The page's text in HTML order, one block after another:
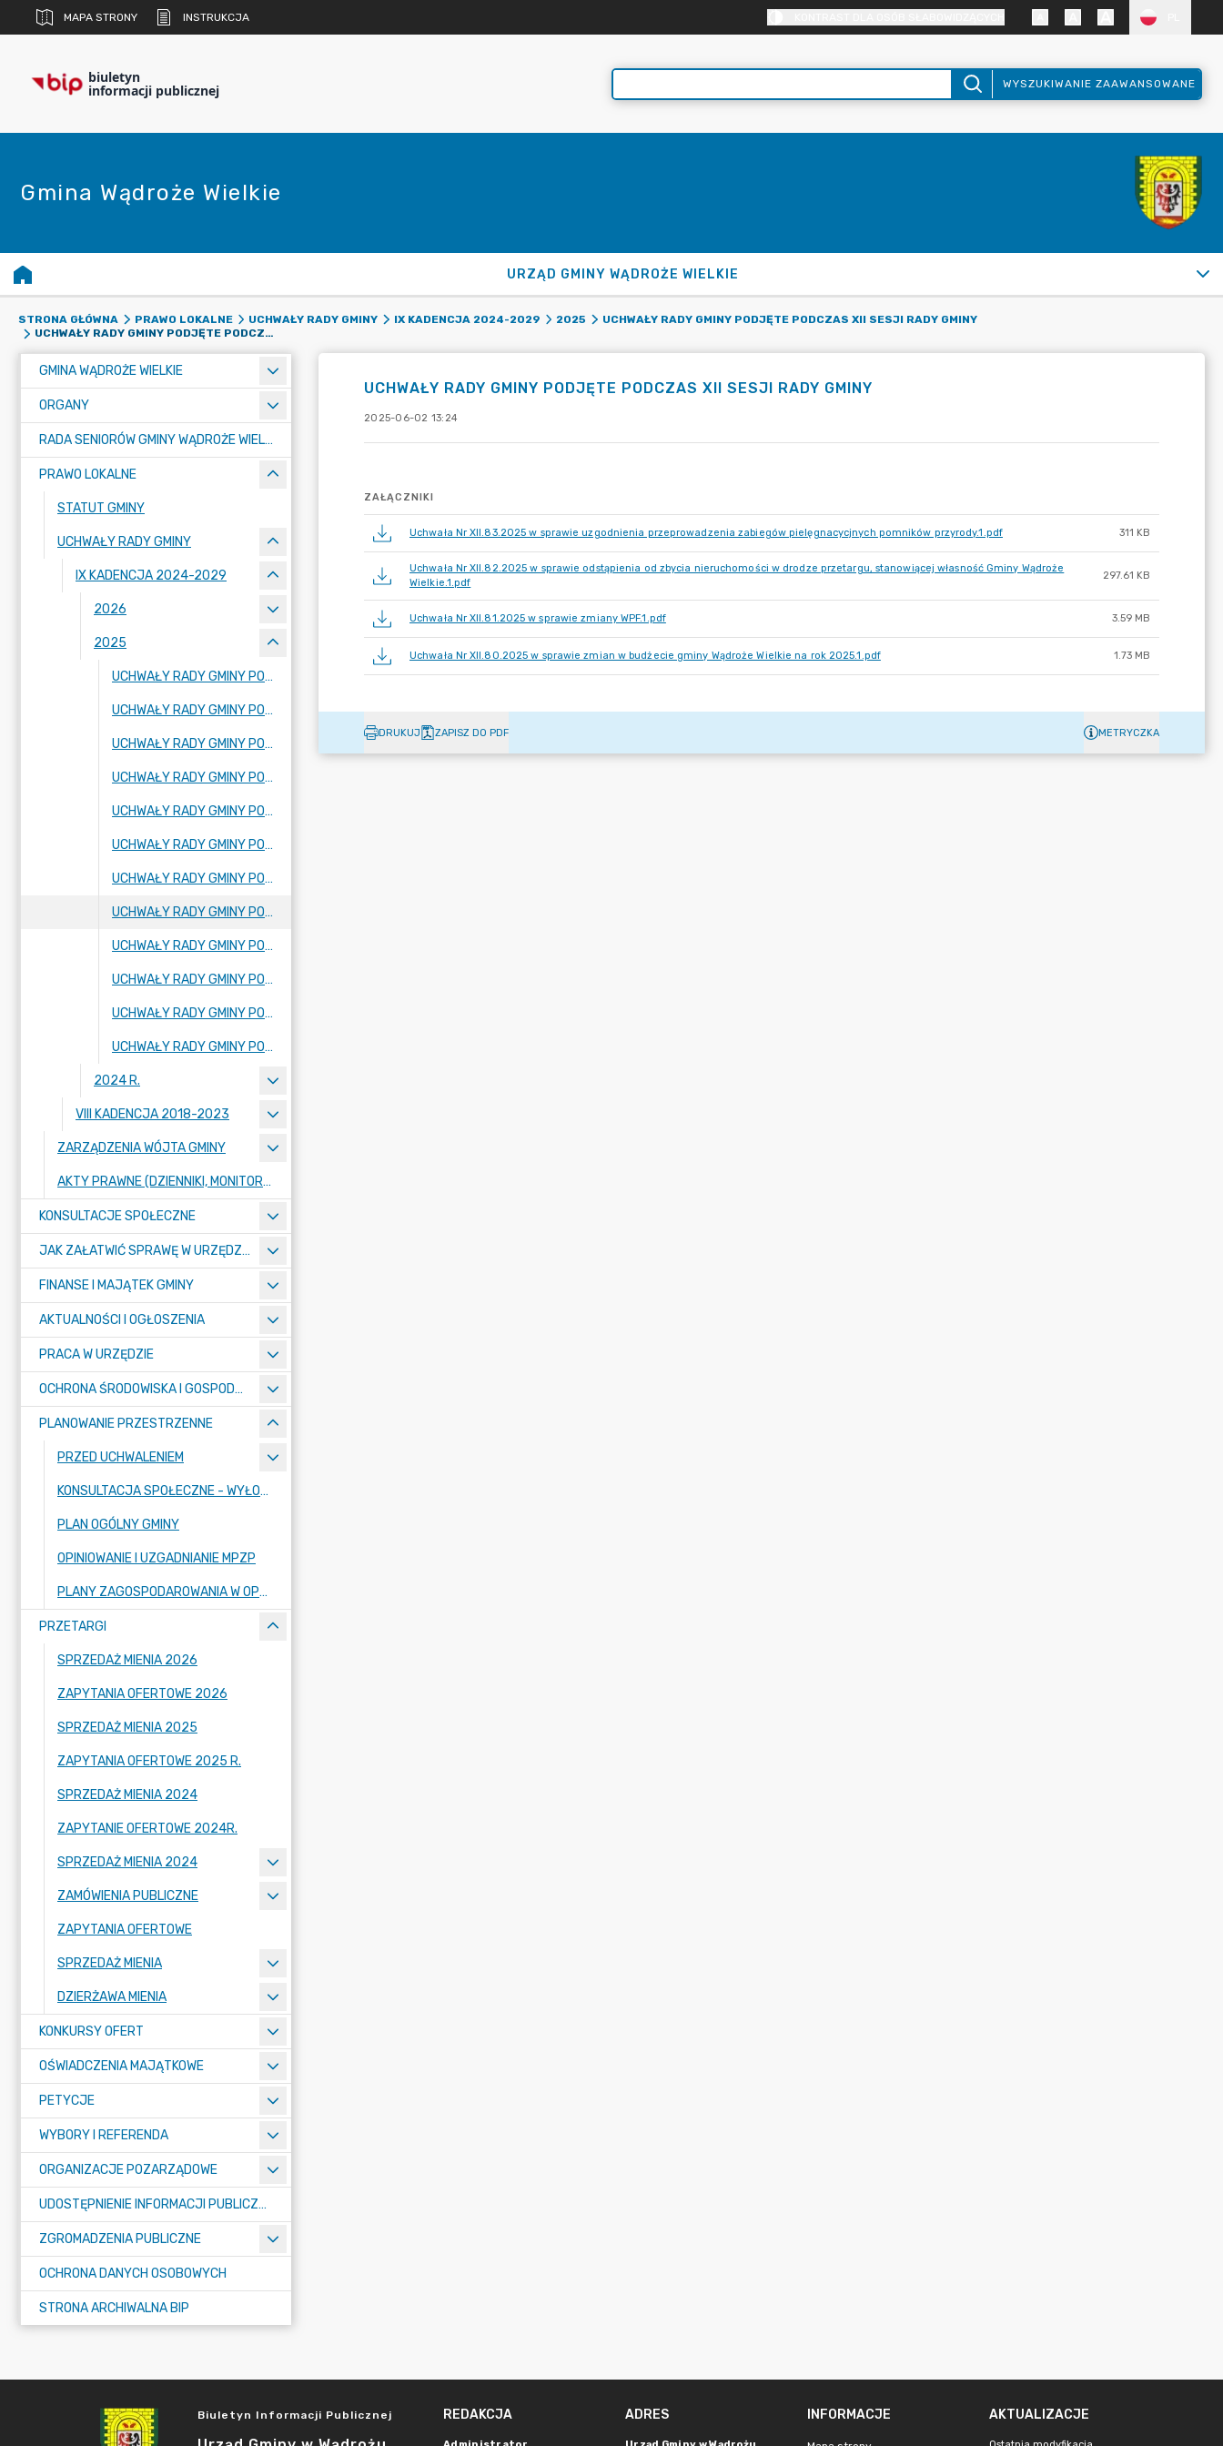
MAPA STRONY INSTRUKCJA
biuletyn
informacji publicznej WYSZUKIWANIE ZAAWANSOWANE
Gmina Wądroże Wielkie
URZĄD GMINY WĄDROŻE WIELKIE
STRONA GŁÓWNA PRAWO LOKALNE UCHWAŁY RADY GMINY IX KADENCJA 2024-2029 2025
UCHWAŁY RADY GMINY PODJĘTE PODCZAS XII SESJI RADY GMINY
UCHWAŁY RADY GMINY PODJĘTE PODCZAS XII SESJI RADY GMINY
GMINA WĄDROŻE WIELKIE
ORGANY
RADA SENIORÓW GMINY WĄDROŻE WIELKIE
PRAWO LOKALNE
STATUT GMINY
UCHWAŁY RADY GMINY
IX KADENCJA 2024-2029
2026
2025
UCHWAŁY RADY GMINY PODJĘTE PODCZAS XIX SESJI RADY GMINY
UCHWAŁY RADY GMINY PODJĘTE PODCZAS XVIII SESJI RADY GMINY
UCHWAŁY RADY GMINY PODJĘTE PODCZAS XVII SESJI RADY GMINY
UCHWAŁY RADY GMINY PODJĘTE PODCZAS XVI SESJI RADY GMINY
UCHWAŁY RADY GMINY PODJĘTE PODCZAS XV SESJI RADY GMINY
UCHWAŁY RADY GMINY PODJĘTE PODCZAS XIV SESJI RADY GMINY
UCHWAŁY RADY GMINY PODJĘTE PODCZAS XIII SESJI RADY GMINY
UCHWAŁY RADY GMINY PODJĘTE PODCZAS XII SESJI RADY GMINY
UCHWAŁY RADY GMINY PODJĘTE PODCZAS XI SESJI RADY GMINY
UCHWAŁY RADY GMINY PODJĘTE PODCZAS X SESJI RADY GMINY
UCHWAŁY RADY GMINY PODJĘTE PODCZAS IX SESJI RADY GMINY
UCHWAŁY RADY GMINY PODJĘTE PODCZAS VIII SESJI RADY GMINY
2024 R.
VIII KADENCJA 2018-2023
ZARZĄDZENIA WÓJTA GMINY
AKTY PRAWNE (DZIENNIKI, MONITORY)
KONSULTACJE SPOŁECZNE
JAK ZAŁATWIĆ SPRAWĘ W URZĘDZIE ? - KARTY USŁUG I FORMULARZE
FINANSE I MAJĄTEK GMINY
AKTUALNOŚCI I OGŁOSZENIA
PRACA W URZĘDZIE
OCHRONA ŚRODOWISKA I GOSPODARKA KOMUNALNA
PLANOWANIE PRZESTRZENNE
PRZED UCHWALENIEM
KONSULTACJA SPOŁECZNE - WYŁOŻENIE
PLAN OGÓLNY GMINY
OPINIOWANIE I UZGADNIANIE MPZP
PLANY ZAGOSPODAROWANIA W OPRACOWANIU
PRZETARGI
SPRZEDAŻ MIENIA 2026
ZAPYTANIA OFERTOWE 2026
SPRZEDAŻ MIENIA 2025
ZAPYTANIA OFERTOWE 2025 R.
SPRZEDAŻ MIENIA 2024
ZAPYTANIE OFERTOWE 2024R.
SPRZEDAŻ MIENIA 2024
ZAMÓWIENIA PUBLICZNE
ZAPYTANIA OFERTOWE
SPRZEDAŻ MIENIA
DZIERŻAWA MIENIA
KONKURSY OFERT
OŚWIADCZENIA MAJĄTKOWE
PETYCJE
WYBORY I REFERENDA
ORGANIZACJE POZARZĄDOWE
UDOSTĘPNIENIE INFORMACJI PUBLICZNEJ
ZGROMADZENIA PUBLICZNE
OCHRONA DANYCH OSOBOWYCH
STRONA ARCHIWALNA BIP
UCHWAŁY RADY GMINY PODJĘTE PODCZAS XII SESJI RADY GMINY
2025-06-02 13:24
ZAŁĄCZNIKI
Uchwała Nr XII.83.2025 w sprawie uzgodnienia przeprowadzenia zabiegów pielęgnacycjnych pomników przyrody.1.pdf 311 KB
Uchwała Nr XII.82.2025 w sprawie odstąpienia od zbycia nieruchomości w drodze przetargu, stanowiącej własność Gminy Wądroże
Wielkie.1.pdf
297.61 KB
Uchwała Nr XII.81.2025 w sprawie zmiany WPF.1.pdf 3.59 MB
Uchwała Nr XII.80.2025 w sprawie zmian w budżecie gminy Wądroże Wielkie na rok 2025.1.pdf 1.73 MB
DRUKUJ ZAPISZ DO PDF METRYCZKA
Biuletyn Informacji Publicznej REDAKCJA ADRES INFORMACJE AKTUALIZACJE